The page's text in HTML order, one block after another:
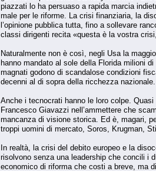
piazzati lo ha persuaso a rapida marcia
male per le riforme. La crisi finanziaria, la
l’opinione pubblica tutta, fino a sollevare
classi dirigenti recita «questa è la vostra
Naturalmente non è così, negli Usa la
hanno mandato al sole della Florida milioni
magnati godono di scandalose condizioni
decenni al di sopra della ricchezza nazionale.
Anche i tecnocrati hanno le loro colpe.
Francesco Giavazzi nell’ammettere che
mancanza di visione storica. Ed è, magari,
troppi uomini di mercato, Soros, Krugman,
In realtà, la crisi del debito europeo e la
risolvono senza una leadership che concili i
economico di riforma che costi a breve, ma